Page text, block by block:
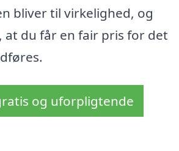
bliver til virkelighed, og
at du får en fair pris for det
og uforpligtende